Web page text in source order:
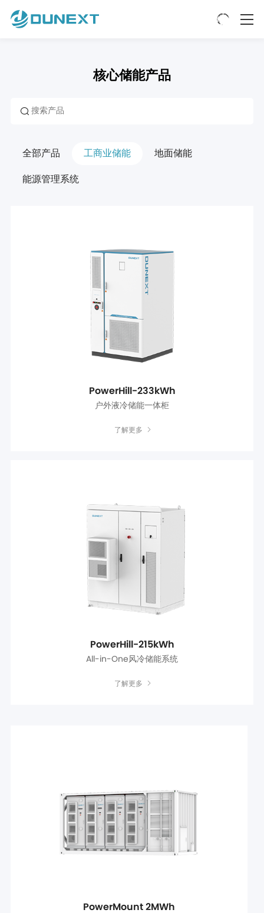
核心储能产品
全部产品 工商业储能 地面储能
能源管理系统
PowerHill-233kWh
户外液冷储能一体柜
了解更多
PowerHill-215kWh
All-in-One风冷储能系统
了解更多
PowerMount 2MWh